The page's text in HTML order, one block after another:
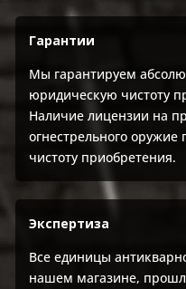
Гарантии
Мы гарантируем
юридическую чистоту
Наличие лицензии на
огнестрельного
чистоту приобретения.
Экспертиза
Все единицы
нашем магазине,